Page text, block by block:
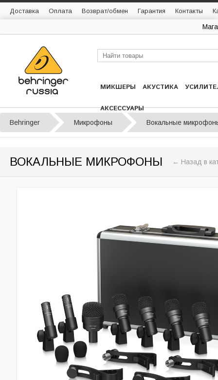
Доставка Оплата Возврат/обмен Гарантия Контакты
МИКШЕРЫ АКУСТИКА
АКСЕССУАРЫ
Behringer Микрофоны Вокальные
ВОКАЛЬНЫЕ МИКРОФОНЫ ← Назад в